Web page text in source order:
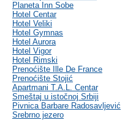
Planeta Inn Sobe
Hotel Centar
Hotel Veliki
Hotel Gymnas
Hotel Aurora
Hotel Vigor
Hotel Rimski
Prenoćište Ille De France
Prenoćište Stojić
Apartmani T.A.L. Centar
Smeštaj u istočnoj Srbiji
Pivnica Barbare Radosavljević
Srebrno jezero